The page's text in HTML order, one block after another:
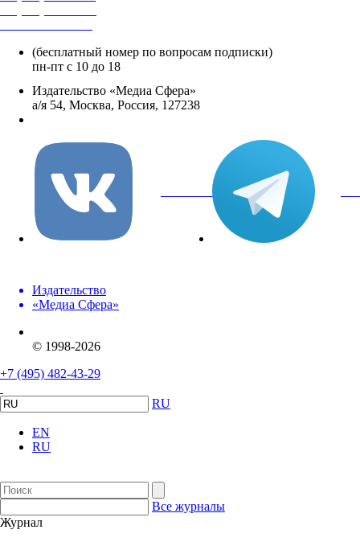
(бесплатный номер по вопросам подписки)
пн-пт с 10 до 18
Издательство «Медиа Сфера»
а/я 54, Москва, Россия, 127238
вКонтакте
Издательство
«Медиа Сфера»
© 1998-2026
+7 (495) 482-43-29
RU
EN
RU
Все журналы
Журнал